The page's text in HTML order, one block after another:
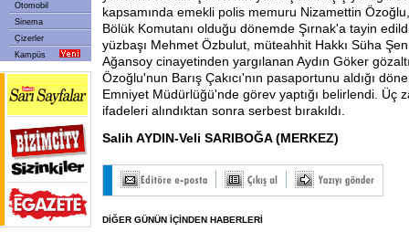
Otomobil
Sinema
Çizerler
Kampüs
kapsamında emekli polis memuru Nizamettin
Bölük Komutanı olduğu dönemde Şırnak'a tayin
yüzbaşı Mehmet Özbulut, müteahhit Hakkı Süha
Ağansoy cinayetinden yargılanan Aydın Göker
Özoğlu'nun Barış Çakıcı'nın pasaportunu aldığı
Emniyet Müdürlüğü'nde görev yaptığı belirlendi. Üç
ifadeleri alındıktan sonra serbest bırakıldı.
Salih AYDIN-Veli SARIBOĞA (MERKEZ)
DİĞER GÜNÜN İÇİNDEN HABERLERİ